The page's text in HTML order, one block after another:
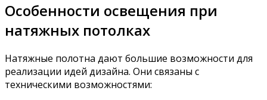
Особенности освещения при
натяжных потолках
Натяжные полотна дают большие возможности для
реализации идей дизайна. Они связаны с
техническими возможностями: